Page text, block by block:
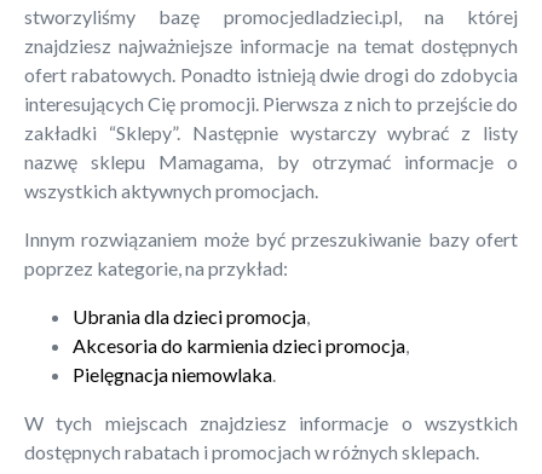
stworzyliśmy bazę promocjedladzieci.pl, na której
znajdziesz najważniejsze informacje na temat dostępnych
ofert rabatowych. Ponadto istnieją dwie drogi do zdobycia
interesujących Cię promocji. Pierwsza z nich to przejście do
zakładki “Sklepy”. Następnie wystarczy wybrać z listy
nazwę sklepu Mamagama, by otrzymać informacje o
wszystkich aktywnych promocjach.
Innym rozwiązaniem może być przeszukiwanie bazy ofert
poprzez kategorie, na przykład:
Ubrania dla dzieci promocja,
Akcesoria do karmienia dzieci promocja,
Pielęgnacja niemowlaka.
W tych miejscach znajdziesz informacje o wszystkich
dostępnych rabatach i promocjach w różnych sklepach.